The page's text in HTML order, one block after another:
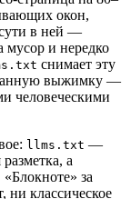
окон,
в ней —
мусор и нередко
снимает эту
выжимку —
человеческими
llms.txt —
а
за
ни классическое